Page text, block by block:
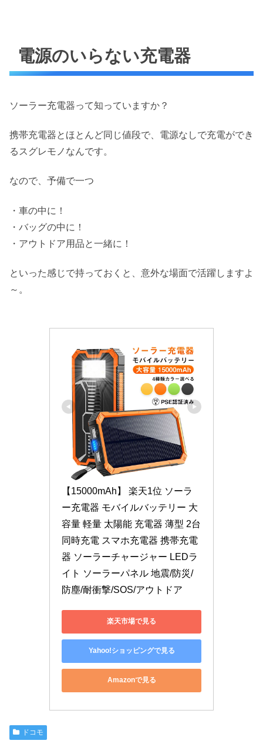
電源のいらない充電器
ソーラー充電器って知っていますか？
携帯充電器とほとんど同じ値段で、電源なしで充電ができ
るスグレモノなんです。
なので、予備で一つ
・車の中に！
・バッグの中に！
・アウトドア用品と一緒に！
といった感じで持っておくと、意外な場面で活躍しますよ
～。
【15000mAh】 楽天1位 ソーラ
ー充電器 モバイルバッテリー 大
容量 軽量 太陽能 充電器 薄型 2台
同時充電 スマホ充電器 携帯充電
器 ソーラーチャージャー LEDラ
イト ソーラーパネル 地震/防災/
防塵/耐衝撃/SOS/アウトドア
楽天市場で見る
Yahoo!ショッピングで見る
Amazonで見る
ドコモ